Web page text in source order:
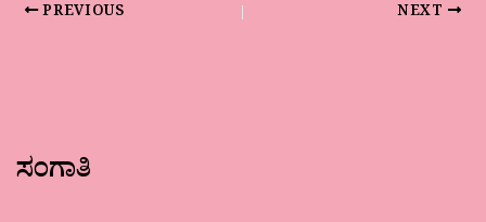
PREVIOUS NEXT
ಸಂಗಾತಿ